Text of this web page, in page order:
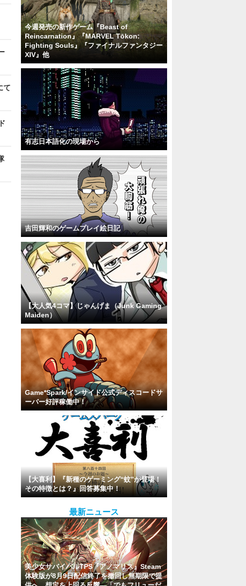
て
今週発売の新作ゲーム『Beast of
Reincarnation』『MARVEL Tōkon:
Fighting Souls』『ファイナルファンタジー
XIV』他
有志日本語化の現場から
吉田輝和のゲームプレイ絵日記
【大人気4コマ】じゃんげま（Junk Gaming
Maiden）
Game*Spark/インサイド公式ディスコードサ
ーバー好評稼働中！
【大喜利】『新種のゲーミング“蚊”が登場！
その特徴とは？』回答募集中！
最新ニュース
美少女サバイバルTPS『アノマリス』Steam
体験版が8月9日配信終了を撤回し無期限で提